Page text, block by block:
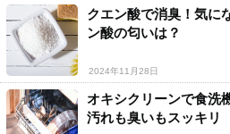
クエン酸で消臭！気に
ン酸の匂いは？
2024年11月28日
オキシクリーンで食洗
汚れも臭いもスッキリ